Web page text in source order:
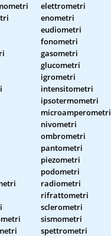
elettrometri
enometri
eudiometri
fonometri
gasometri
glucometri
igrometri
intensitometri
ipsotermometri
microamperometri
nivometri
ombrometri
pantometri
piezometri
podometri
radiometri
rifrattometri
sclerometri
sismometri
spettrometri